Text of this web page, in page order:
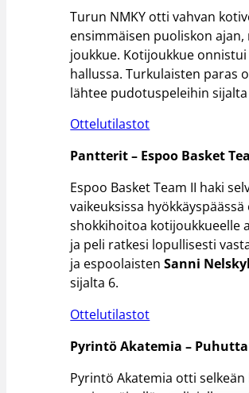
Turun NMKY otti vahvan
ensimmäisen puoliskon
joukkue. Kotijoukkue
hallussa. Turkulaisten paras
lähtee pudotuspeleihin sijalta
Ottelutilastot
Pantterit – Espoo Basket
Espoo Basket Team II haki
vaikeuksissa
shokkihoitoa kotijoukkueelle
ja peli ratkesi lopullisesti
ja espoolaistenSanni
sijalta 6.
Ottelutilastot
Pyrintö Akatemia –
Pyrintö Akatemia otti